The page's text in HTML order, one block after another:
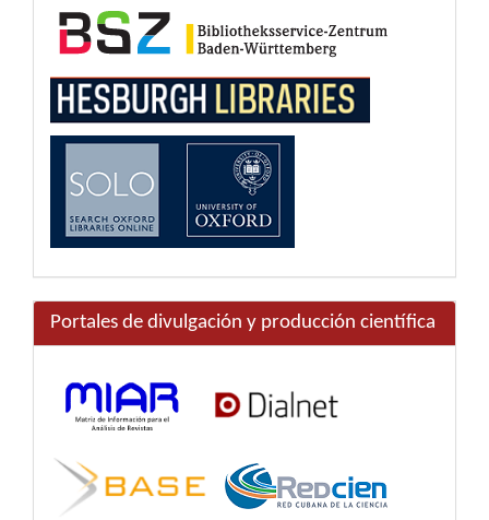
Portales de divulgación y producción científica